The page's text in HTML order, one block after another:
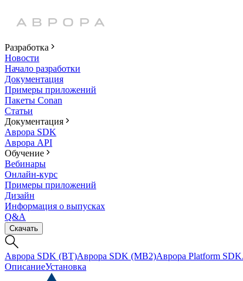
Разработка
Новости
Начало разработки
Документация
Примеры приложений
Пакеты Conan
Статьи
Документация
Аврора SDK
Аврора API
Обучение
Вебинары
Онлайн-курс
Примеры приложений
Дизайн
Информация о выпусках
Q&A
Скачать
Аврора SDK (BT)Аврора SDK (MB2)Аврора Platform SDK
ОписаниеУстановка